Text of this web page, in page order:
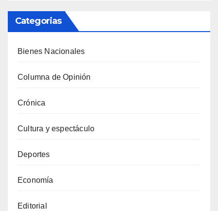
Categorias
Bienes Nacionales
Columna de Opinión
Crónica
Cultura y espectáculo
Deportes
Economía
Editorial